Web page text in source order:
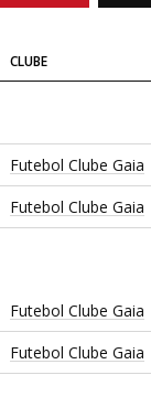
CLUBE
Futebol Clube Gaia
Futebol Clube Gaia
Futebol Clube Gaia
Futebol Clube Gaia